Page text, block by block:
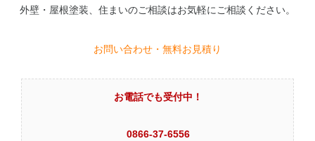
外壁・屋根塗装、住まいのご相談はお気軽にご相談ください。
お問い合わせ・無料お見積り
お電話でも受付中！
0866-37-6556